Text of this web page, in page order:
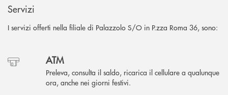
Servizi
I servizi offerti nella filiale di Palazzolo S/O in P.zza Roma 36, sono:
ATM
Preleva, consulta il saldo, ricarica il cellulare a qualunque
ora, anche nei giorni festivi.